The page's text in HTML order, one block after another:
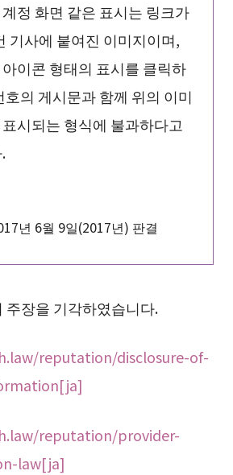
정 화면 같은 표시는 링크가
기사에 붙여진 이미지이며,
이콘 형태의 표시를 클릭하
호의 게시문과 함께 위의 이미
시되는 형식에 불과하다고
년 6월 9일(2017년) 판결
주장을 기각하였습니다.
reputation/disclosure-of-
reputation/provider-
law[ja]